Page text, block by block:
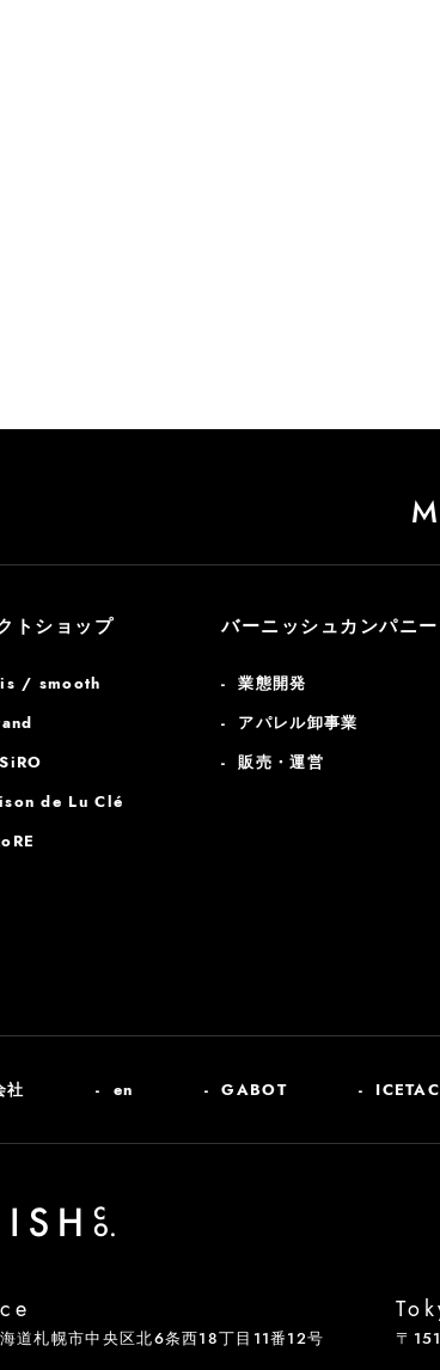
トショップ
/ smooth
de Lu Clé
バーニッシュカンパニ
業態開発
アパレル卸事業
販売・運営
社 en GABOT
道札幌市中央区北6条西18丁目11番12号 〒